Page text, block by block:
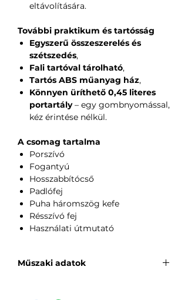
eltávolítására.
További praktikum és tartósság
Egyszerű összeszerelés és
szétszedés,
Fali tartóval tárolható,
Tartós ABS műanyag ház,
Könnyen üríthető 0,45 literes
portartály– egy gombnyomással,
kéz érintése nélkül.
A csomag tartalma
Porszívó
Fogantyú
Hosszabbítócső
Padlófej
Puha háromszög kefe
Résszívó fej
Használati útmutató
Műszaki adatok
Megnevezés